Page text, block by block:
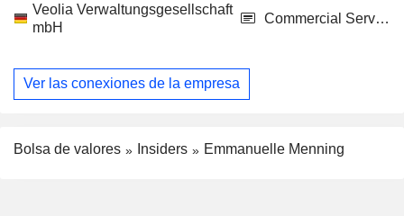
Veolia Verwaltungsgesellschaft
mbH
Commercial Services
Ver las conexiones de la empresa
Bolsa de valores Insiders Emmanuelle Menning